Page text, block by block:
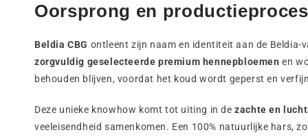
Oorsprong en
Beldia CBG ontleent zijn naam en identiteit aan de
zorgvuldig geselecteerde premium hennepbloemen en
behouden blijven, voordat het koud wordt geperst en
Deze unieke knowhow komt tot uiting in dezachte en
veeleisendheid samenkomen. Een 100% natuurlijke hars,